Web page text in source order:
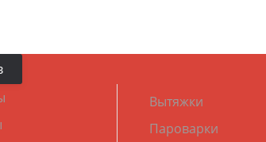
Вытяжки
Пароварки